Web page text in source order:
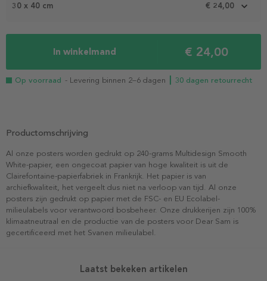
30 x 40 cm € 24,00
In winkelmand € 24,00
Op voorraad - Levering binnen 2–6 dagen ┃ 30 dagen retourrecht
Productomschrijving
Al onze posters worden gedrukt op 240-grams Multidesign Smooth
White-papier, een ongecoat papier van hoge kwaliteit is uit de
Clairefontaine-papierfabriek in Frankrijk. Het papier is van
archiefkwaliteit, het vergeelt dus niet na verloop van tijd. Al onze
posters zijn gedrukt op papier met de FSC- en EU Ecolabel-
milieulabels voor verantwoord bosbeheer. Onze drukkerijen zijn 100%
klimaatneutraal en de productie van de posters voor Dear Sam is
gecertificeerd met het Svanen milieulabel.
Laatst bekeken artikelen